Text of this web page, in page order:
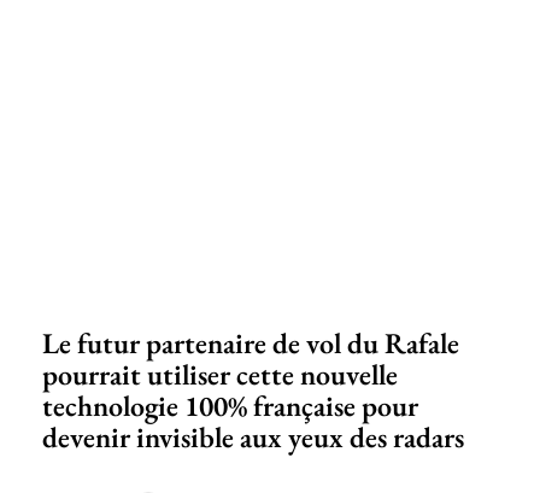
Le futur partenaire de vol du Rafale
pourrait utiliser cette nouvelle
technologie 100% française pour
devenir invisible aux yeux des radars